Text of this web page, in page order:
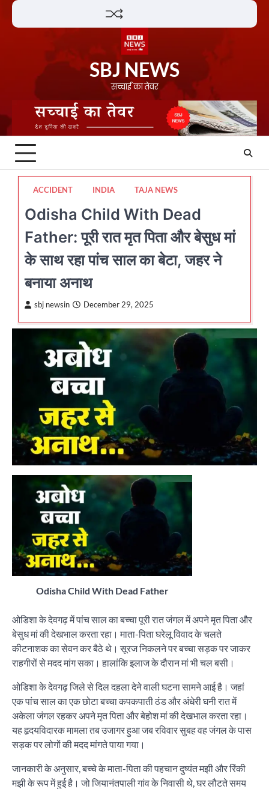
Skip
SBJ NEWS
सच्चाई का तेवर
ACCIDENT INDIA TAJA NEWS
Odisha Child With Dead
Father: पूरी रात मृत पिता और बेसुध मां
के साथ रहा पांच साल का बेटा, जहर ने
बनाया अनाथ
sbj newsin December 29, 2025
Odisha Child With Dead Father
ओडिशा के देवगढ़ में पांच साल का बच्चा पूरी रात जंगल में अपने मृत पिता और
बेसुध मां की देखभाल करता रहा। माता-पिता घरेलू विवाद के चलते
कीटनाशक का सेवन कर बैठे थे। सूरज निकलने पर बच्चा सड़क पर जाकर
राहगीरों से मदद मांग सका। हालांकि इलाज के दौरान मां भी चल बसी।
ओडिशा के देवगढ़ जिले से दिल दहला देने वाली घटना सामने आई है। जहां
एक पांच साल का एक छोटा बच्चा कपकपाती ठंड और अंधेरी घनी रात में
अकेला जंगल रहकर अपने मृत पिता और बेहोश मां की देखभाल करता रहा।
यह हृदयविदारक मामला तब उजागर हुआ जब रविवार सुबह वह जंगल के पास
सड़क पर लोगों की मदद मांगते पाया गया।
जानकारी के अनुसार, बच्चे के माता-पिता की पहचान दुष्यंत मझी और रिंकी
मझी के रूप में हुई है। जो जियानंतपाली गांव के निवासी थे, घर लौटते समय